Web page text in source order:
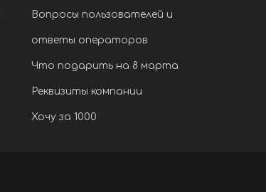
Вопросы пользователей и
ответы операторов
Что подарить на 8 марта
Реквизиты компании
Хочу за 1000